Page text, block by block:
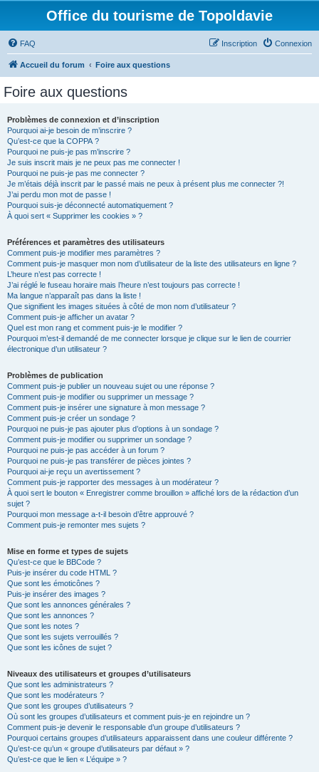
Office du tourisme de Topoldavie
FAQ Connexion
Inscription
Accueil du forum Foire aux questions
Foire aux questions
Problèmes de connexion et d’inscription
Pourquoi ai-je besoin de m’inscrire ?
Qu’est-ce que la COPPA ?
Pourquoi ne puis-je pas m’inscrire ?
Je suis inscrit mais je ne peux pas me connecter !
Pourquoi ne puis-je pas me connecter ?
Je m’étais déjà inscrit par le passé mais ne peux à présent plus me connecter ?!
J’ai perdu mon mot de passe !
Pourquoi suis-je déconnecté automatiquement ?
À quoi sert « Supprimer les cookies » ?
Préférences et paramètres des utilisateurs
Comment puis-je modifier mes paramètres ?
Comment puis-je masquer mon nom d’utilisateur de la liste des utilisateurs en ligne ?
L’heure n’est pas correcte !
J’ai réglé le fuseau horaire mais l’heure n’est toujours pas correcte !
Ma langue n’apparaît pas dans la liste !
Que signifient les images situées à côté de mon nom d’utilisateur ?
Comment puis-je afficher un avatar ?
Quel est mon rang et comment puis-je le modifier ?
Pourquoi m’est-il demandé de me connecter lorsque je clique sur le lien de courrier
électronique d’un utilisateur ?
Problèmes de publication
Comment puis-je publier un nouveau sujet ou une réponse ?
Comment puis-je modifier ou supprimer un message ?
Comment puis-je insérer une signature à mon message ?
Comment puis-je créer un sondage ?
Pourquoi ne puis-je pas ajouter plus d’options à un sondage ?
Comment puis-je modifier ou supprimer un sondage ?
Pourquoi ne puis-je pas accéder à un forum ?
Pourquoi ne puis-je pas transférer de pièces jointes ?
Pourquoi ai-je reçu un avertissement ?
Comment puis-je rapporter des messages à un modérateur ?
À quoi sert le bouton « Enregistrer comme brouillon » affiché lors de la rédaction d’un
sujet ?
Pourquoi mon message a-t-il besoin d’être approuvé ?
Comment puis-je remonter mes sujets ?
Mise en forme et types de sujets
Qu’est-ce que le BBCode ?
Puis-je insérer du code HTML ?
Que sont les émoticônes ?
Puis-je insérer des images ?
Que sont les annonces générales ?
Que sont les annonces ?
Que sont les notes ?
Que sont les sujets verrouillés ?
Que sont les icônes de sujet ?
Niveaux des utilisateurs et groupes d’utilisateurs
Que sont les administrateurs ?
Que sont les modérateurs ?
Que sont les groupes d’utilisateurs ?
Où sont les groupes d’utilisateurs et comment puis-je en rejoindre un ?
Comment puis-je devenir le responsable d’un groupe d’utilisateurs ?
Pourquoi certains groupes d’utilisateurs apparaissent dans une couleur différente ?
Qu’est-ce qu’un « groupe d’utilisateurs par défaut » ?
Qu’est-ce que le lien « L’équipe » ?